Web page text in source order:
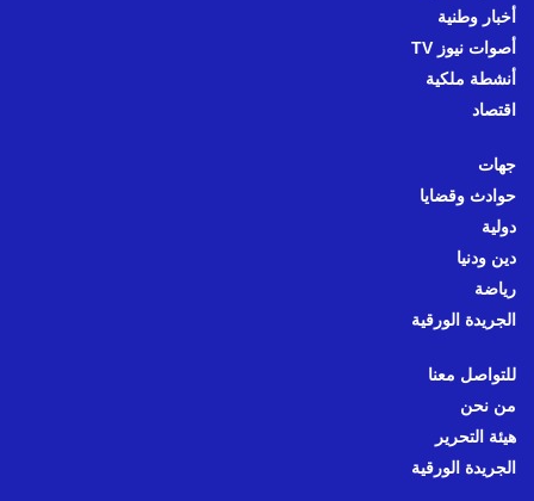
أخبار وطنية
أصوات نيوز TV
أنشطة ملكية
اقتصاد
جهات
حوادث وقضايا
دولية
دين ودنيا
رياضة
الجريدة الورقية
للتواصل معنا
من نحن
هيئة التحرير
الجريدة الورقية